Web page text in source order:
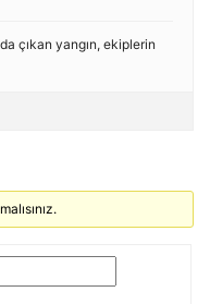
çıkan yangın, ekiplerin